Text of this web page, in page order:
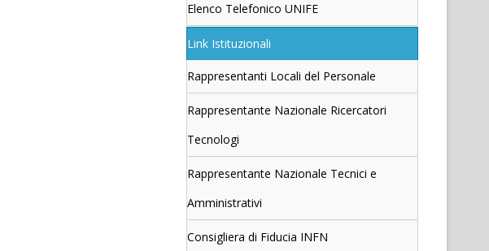
Elenco Telefonico UNIFE
Link Istituzionali
Rappresentanti Locali del Personale
Rappresentante Nazionale Ricercatori
Tecnologi
Rappresentante Nazionale Tecnici e
Amministrativi
Consigliera di Fiducia INFN